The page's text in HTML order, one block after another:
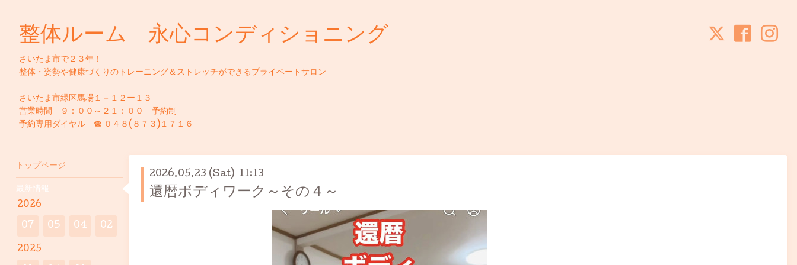
整体ルーム 永心コンディショニング
さいたま市で２３年！
整体・姿勢や健康づくりのトレーニング＆ストレッチができるプライベートサロン
さいたま市緑区馬場１－１２ー１３
営業時間 ９：００～２１：００ 予約制
予約専用ダイヤル ☎ ０４８(８７３)１７１６
2026.05.23 (Sat) 11:13
還暦ボディワーク～その４～
トップページ
最新情報
2026
07 05 04 02
2025